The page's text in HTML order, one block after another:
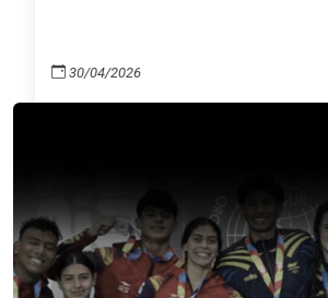
30/04/2026